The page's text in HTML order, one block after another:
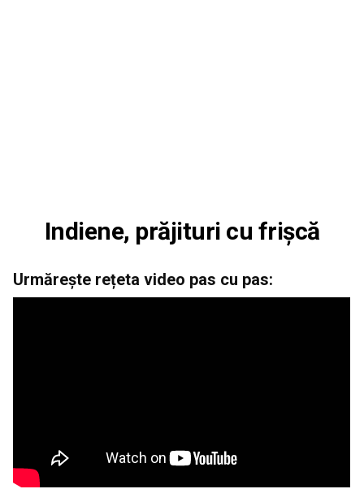
Indiene, prăjituri cu frișcă
Urmărește rețeta video pas cu pas: